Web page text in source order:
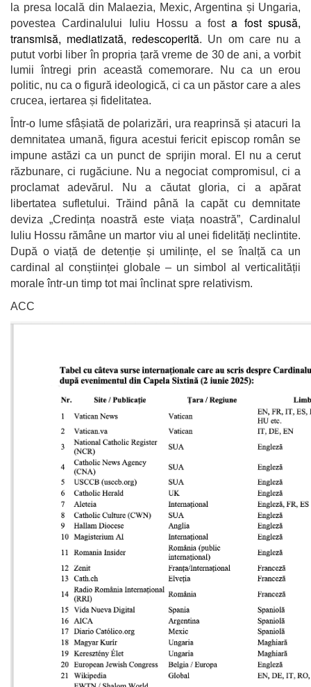
la presa locală din Malaezia, Mexic, Argentina și Ungaria,
povestea Cardinalului Iuliu Hossu a fosta fost spusă,
transmisă, mediatizată, redescoperită. Un om care nu a
putut vorbi liber în propria țară vreme de 30 de ani, a vorbit
lumii întregi prin această comemorare. Nu ca un erou
politic, nu ca o figură ideologică, ci ca un păstor care a ales
crucea, iertarea și fidelitatea.
Într-o lume sfâșiată de polarizări, ura reaprinsă și atacuri la
demnitatea umană, figura acestui fericit episcop român se
impune astăzi ca un punct de sprijin moral. El nu a cerut
răzbunare, ci rugăciune. Nu a negociat compromisul, ci a
proclamat adevărul. Nu a căutat gloria, ci a apărat
libertatea sufletului. Trăind până la capăt cu demnitate
deviza „Credința noastră este viața noastră”, Cardinalul
Iuliu Hossu rămâne un martor viu al unei fidelități neclintite.
După o viață de detenție și umilințe, el se înalță ca un
cardinal al conștiinței globale – un simbol al verticalității
morale într-un timp tot mai înclinat spre relativism.
ACC